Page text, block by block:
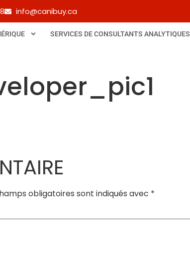
info@canibuy.ca
SERVICES DE CONSULTANTS ANALYTIQUES
obligatoires sont indiqués avec *